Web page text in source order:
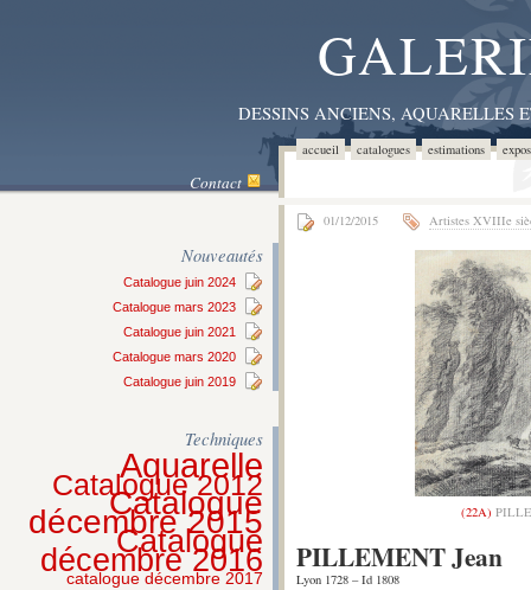
DESSINS ANCIENS,
accueil catalogues estimations
Contact
Nouveautés
Catalogue juin 2024
Catalogue mars 2023
Catalogue juin 2021
Catalogue mars 2020
Catalogue juin 2019
Techniques
Aquarelle
Catalogue 2012
Catalogue
décembre 2015
Catalogue
décembre 2016
catalogue décembre 2017
01/12/2015 Artistes XVIIIe
(22A)
PILLEMENT Jean
Lyon 1728 – Id 1808